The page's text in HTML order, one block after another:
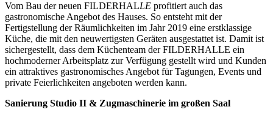
Vom Bau der neuen FILDERHALLE profitiert auch das
gastronomische Angebot des Hauses. So entsteht mit der
Fertigstellung der Räumlichkeiten im Jahr 2019 eine erstklassige
Küche, die mit den neuwertigsten Geräten ausgestattet ist. Damit ist
sichergestellt, dass dem Küchenteam der FILDERHALLE ein
hochmoderner Arbeitsplatz zur Verfügung gestellt wird und Kunden
ein attraktives gastronomisches Angebot für Tagungen, Events und
private Feierlichkeiten angeboten werden kann.
Sanierung Studio II & Zugmaschinerie im großen Saal